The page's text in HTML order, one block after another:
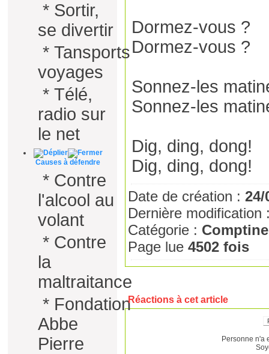
* Sortir,
se divertir
* Tansports
voyages
* Télé,
radio sur
le net
Causes à défendre
* Contre
l'alcool au
volant
* Contre
la
maltraitance
* Fondation
Abbe
Pierre
Dormez-vous ?
Dormez-vous ?
Sonnez-les
Sonnez-les
Dig, ding, dong!
Dig, ding, dong!
Date de création : 24/
Dernière
Catégorie :
Page lue 4502 fois
Réactions à cet article
Personne n'a